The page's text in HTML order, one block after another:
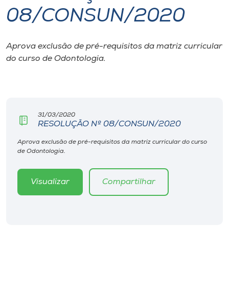
I.nova
Diplomados
CPA
Biblioteca
Editora
08/CONSUN/2020
Aprova exclusão de pré-requisitos da matriz curricular
do curso de Odontologia.
31/03/2020
RESOLUÇÃO Nº 08/CONSUN/2020
Aprova exclusão de pré-requisitos da matriz curricular do curso
de Odontologia.
Visualizar Compartilhar